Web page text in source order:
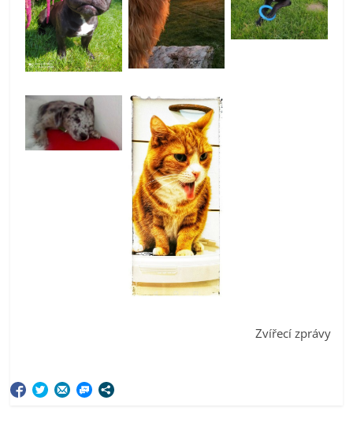
Zvířecí zprávy